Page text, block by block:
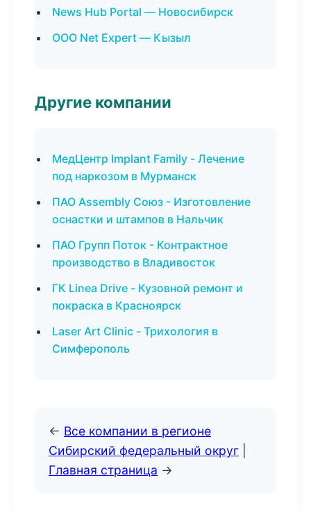
News Hub Portal — Новосибирск
ООО Net Expert — Кызыл
Другие компании
МедЦентр Implant Family - Лечение
под наркозом в Мурманск
ПАО Assembly Союз - Изготовление
оснастки и штампов в Нальчик
ПАО Групп Поток - Контрактное
производство в Владивосток
ГК Linea Drive - Кузовной ремонт и
покраска в Красноярск
Laser Art Clinic - Трихология в
Симферополь
← Все компании в регионе
Сибирский федеральный округ
Главная страница →